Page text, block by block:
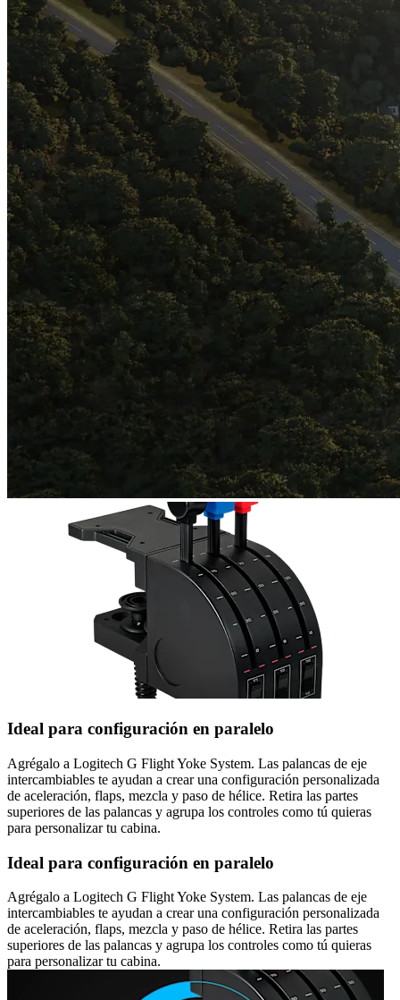
Ideal para configuración en paralelo
Agrégalo a Logitech G Flight Yoke System. Las palancas de eje
intercambiables te ayudan a crear una configuración personalizada
de aceleración, flaps, mezcla y paso de hélice. Retira las partes
superiores de las palancas y agrupa los controles como tú quieras
para personalizar tu cabina.
Ideal para configuración en paralelo
Agrégalo a Logitech G Flight Yoke System. Las palancas de eje
intercambiables te ayudan a crear una configuración personalizada
de aceleración, flaps, mezcla y paso de hélice. Retira las partes
superiores de las palancas y agrupa los controles como tú quieras
para personalizar tu cabina.